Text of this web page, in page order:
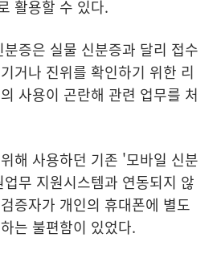
활용할 수 있다.
증은 실물 신분증과 달리 접수
거나 진위를 확인하기 위한 리
사용이 곤란해 관련 업무를 처
해 사용하던 기존 '모바일 신분
무 지원시스템과 연동되지 않
증자가 개인의 휴대폰에 별도
는 불편함이 있었다.